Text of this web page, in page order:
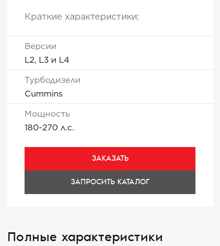
Краткие характеристики:
Версии
L2, L3 и L4
Турбодизели
Cummins
Мощность
180-270 л.с.
ЗАКАЗАТЬ
ЗАПРОСИТЬ КАТАЛОГ
Полные характеристики